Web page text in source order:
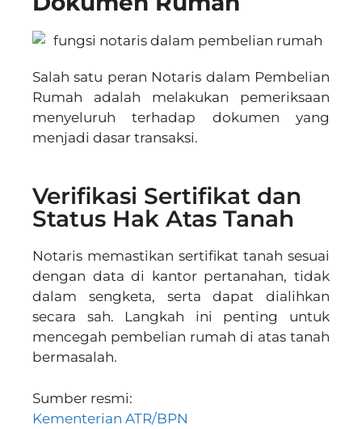
Salah satu peran Notaris dalam Pembelian
Rumah adalah melakukan pemeriksaan
menyeluruh terhadap dokumen yang
menjadi dasar transaksi.
Verifikasi Sertifikat dan
Status Hak Atas Tanah
Notaris memastikan sertifikat tanah sesuai
dengan data di kantor pertanahan, tidak
dalam sengketa, serta dapat dialihkan
secara sah. Langkah ini penting untuk
mencegah pembelian rumah di atas tanah
bermasalah.
Sumber resmi:
Kementerian ATR/BPN